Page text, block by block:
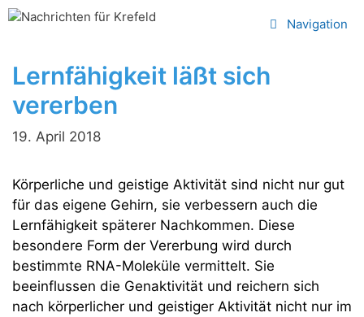
Zum
Navigation
Lernfähigkeit läßt sich
vererben
19. April 2018
Körperliche und geistige Aktivität sind nicht nur gut
für das eigene Gehirn, sie verbessern auch die
Lernfähigkeit späterer Nachkommen. Diese
besondere Form der Vererbung wird durch
bestimmte RNA-Moleküle vermittelt. Sie
beeinflussen die Genaktivität und reichern sich
nach körperlicher und geistiger Aktivität nicht nur im